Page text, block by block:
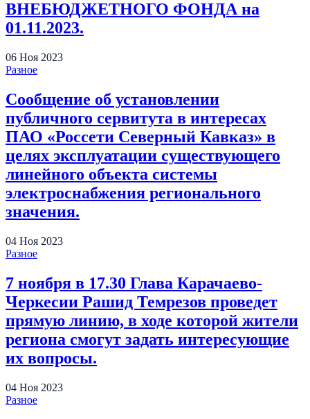
ВНЕБЮДЖЕТНОГО ФОНДА на
01.11.2023.
06 Ноя 2023
Разное
Сообщение об установлении
публичного сервитута в интересах
ПАО «Россети Северный Кавказ» в
целях эксплуатации существующего
линейного объекта системы
электроснабжения регионального
значения.
04 Ноя 2023
Разное
7 ноября в 17.30 Глава Карачаево-
Черкесии Рашид Темрезов проведет
прямую линию, в ходе которой жители
региона смогут задать интересующие
их вопросы.
04 Ноя 2023
Разное